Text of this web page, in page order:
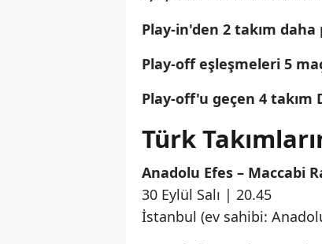
Play-in'den 2 takım daha
Play-off eşleşmeleri 5
Play-off'u geçen 4 takım
Türk
Anadolu Efes – Maccabi
30 Eylül Salı | 20.45
İstanbul (ev sahibi: